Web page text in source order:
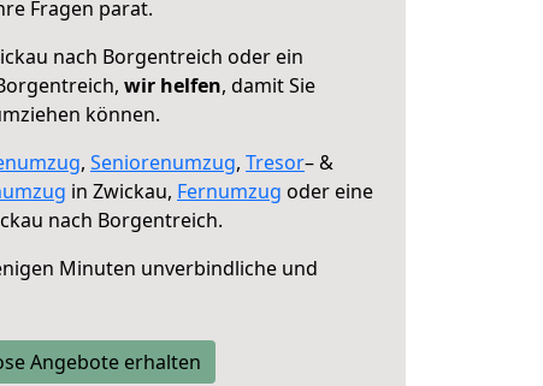
Fragen parat.
nach Borgentreich oder ein
wir helfen, damit Sie
können.
, Seniorenumzug, Tresor– &
in Zwickau, Fernumzug oder eine
nach Borgentreich.
Minuten unverbindliche und
Angebote erhalten